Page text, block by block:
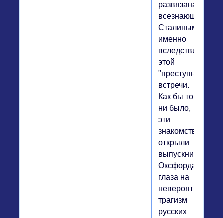
развязана
всезнающим
Сталиным
именно
вследствие
этой
"преступной"
встречи.
Как бы то
ни было,
эти
знакомства
открыли
выпускнику
Оксфорда
глаза на
невероятный
трагизм
русских